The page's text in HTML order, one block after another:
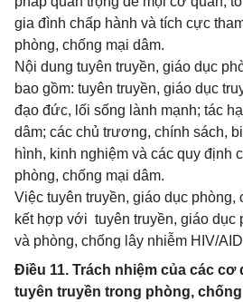
gia đình chấp hành và tích cực
phòng, chống mại dâm.
Nội dung tuyên truyền, giáo dục
bao gồm: tuyên truyền, giáo dục
đạo đức, lối sống lành mạnh; tác
dâm; các chủ trương, chính sách,
hình, kinh nghiệm và các quy định
phòng, chống mại dâm.
Việc tuyên truyền, giáo dục phòng,
kết hợp với tuyên truyền, giáo dục
và phòng, chống lây nhiễm HIV/
Điều 11. Trách nhiệm của các cơ
tuyên truyền trong phòng,